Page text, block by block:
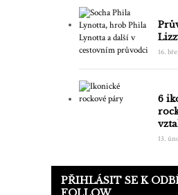
16.
6
13.
PŘIHLÁSIT SE K